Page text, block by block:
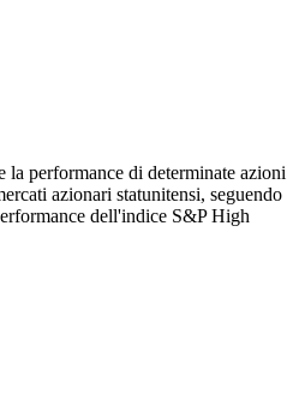
performance di determinate azioni
azionari statunitensi, seguendo
dell'indice S&P High